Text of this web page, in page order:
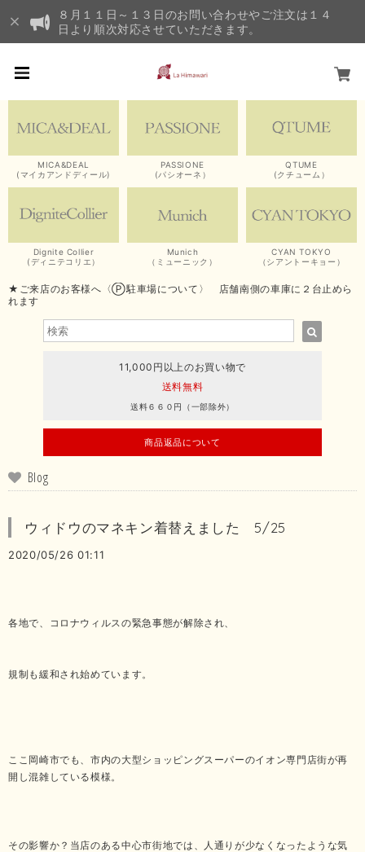
８月１１日～１３日のお問い合わせやご注文は１４
日より順次対応させていただきます。
MICA&DEAL
(マイカアンドディール)
PASSIONE
(パシオーネ）
QTUME
(クチューム）
Dignite Collier
(ディニテコリエ）
Munich
（ミューニック）
CYAN TOKYO
（シアントーキョー）
★ご来店のお客様へ〈Ⓟ駐車場について〉 店舗南側の車庫に２台止めら
れます
11,000円以上のお買い物で
送料無料
送料６６０円（一部除外）
商品返品について
Blog
ウィドウのマネキン着替えました 5/25
2020/05/26 01:11
各地で、コロナウィルスの緊急事態が解除され、
規制も緩和され始めています。
ここ岡崎市でも、市内の大型ショッピングスーパーのイオン専門店街が再
開し混雑している模様。
その影響か？当店のある中心市街地では、人通りが少なくなったような気